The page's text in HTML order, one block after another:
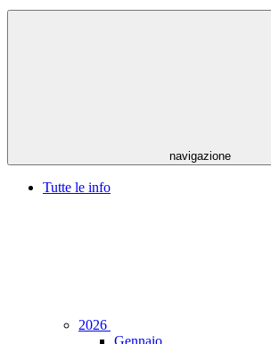
navigazione
Tutte le info
2026